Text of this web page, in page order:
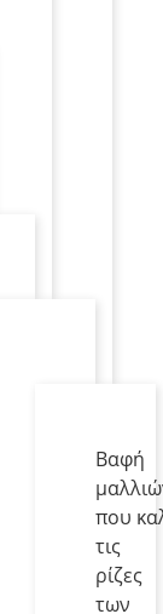
Βαφή
που
τις
ρίζες
των